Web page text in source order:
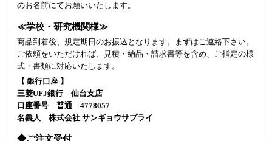
のお名前にてお願いいたします。
≪学校・研究機関様≫
商品到着後、規定期日のお振込となります。まずはご連絡下さい。
ご依頼をいただければ、見積・納品・請求書等を含め、ご指定の様
式・書類に対応いたします。
【 銀行口座 】
三菱UFJ銀行 仙台支店
口座番号 普通 4778057
名義人 株式会社 サンギョウサプライ
◆ご注文受付